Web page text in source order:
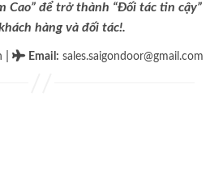
Cao” để trở thành “Đối tác tin cậy”
hàng và đối tác!.
Email : sales.saigondoor@gmail.com